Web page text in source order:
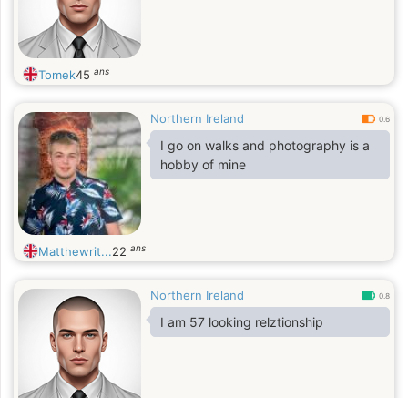
Tomek45 ans
Northern Ireland 0.6
I go on walks and photography is a
hobby of mine
Matthewrit...22 ans
Northern Ireland 0.8
I am 57 looking relztionship